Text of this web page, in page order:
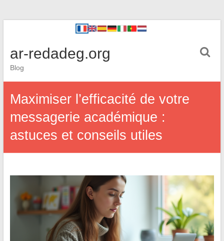
ar-redadeg.org
Blog
Maximiser l’efficacité de votre
messagerie académique :
astuces et conseils utiles